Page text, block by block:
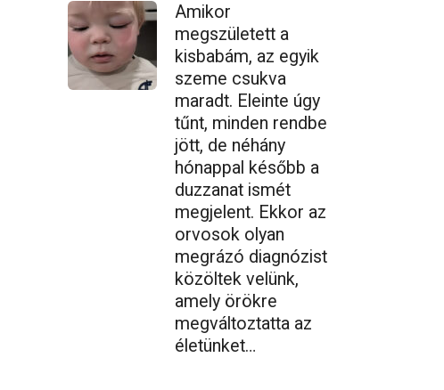
Amikor
megszületett a
kisbabám, az egyik
szeme csukva
maradt. Eleinte úgy
tűnt, minden rendbe
jött, de néhány
hónappal később a
duzzanat ismét
megjelent. Ekkor az
orvosok olyan
megrázó diagnózist
közöltek velünk,
amely örökre
megváltoztatta az
életünket…